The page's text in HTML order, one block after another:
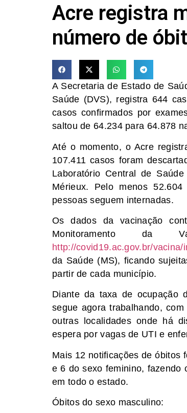
Acre registra
número de
A Secretaria de Estado de
Saúde (DVS), registra 644
casos confirmados por
saltou de 64.234 para 64.878
Até o momento, o Acre
107.411 casos foram
Laboratório Central de
Mérieux. Pelo menos
pessoas seguem internadas.
Os dados da vacinação
Monitoramento da
http://covid19.ac.gov.br/vacina/
da Saúde (MS), ficando
partir de cada município.
Diante da taxa de ocupação
segue agora trabalhando,
outras localidades onde há
espera por vagas de UTI e
Mais 12 notificações de óbitos
e 6 do sexo feminino, fazendo
em todo o estado.
Óbitos do sexo masculino: